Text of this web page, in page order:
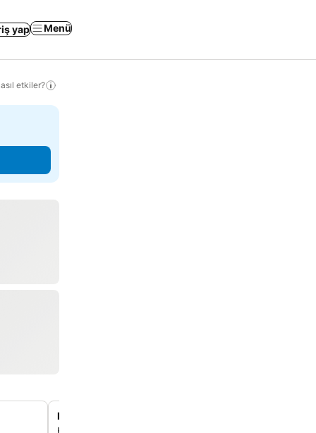
yap Menü
etkiler?
Eşsiz, kişiye özel tasarlanmış odalar
Her biri farklı bir düzene ve kişiliğe sahip, yüksek kaliteli